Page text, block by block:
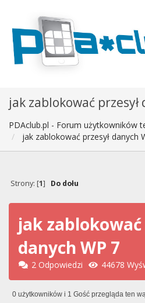
jak zablokować przesył
PDAclub.pl - Forum użytkowników
jak zablokować przesył danych
Strony: [1] Do dołu
jak zablokować
danych WP 7
2 Odpowiedzi 44678
0 użytkowników i 1 Gość przegląda ten